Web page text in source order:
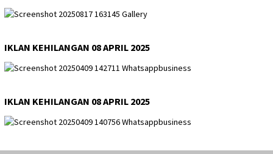
IKLAN KEHILANGAN 08 APRIL 2025
IKLAN KEHILANGAN 08 APRIL 2025